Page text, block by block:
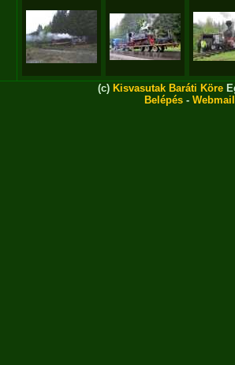
(c) Kisvasutak Baráti Köre
Belépés - Webmail